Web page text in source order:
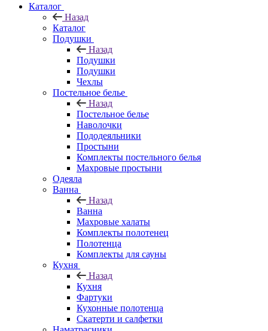
Каталог
Назад
Каталог
Подушки
Назад
Подушки
Подушки
Чехлы
Постельное белье
Назад
Постельное белье
Наволочки
Пододеяльники
Простыни
Комплекты постельного белья
Махровые простыни
Одеяла
Ванна
Назад
Ванна
Махровые халаты
Комплекты полотенец
Полотенца
Комплекты для сауны
Кухня
Назад
Кухня
Фартуки
Кухонные полотенца
Скатерти и салфетки